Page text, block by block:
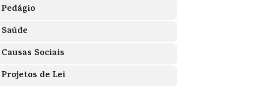
Pedágio
Saúde
Causas Sociais
Projetos de Lei